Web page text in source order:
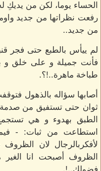
الحساء يوما، لكن من
رفعت نظراتها من جديد
من جديد..
لم ييأس بالطبع حتى فجر
فأنت جميلة و على خلق و
طباخة ماهرة..!؟.
أصابها سؤاله بالذهول
ثوان حتى تستفيق من صدمة
الطبق بهدوء و هي
استطاعت من ثبات: -
لأفكربالرجال لان
الظروف أصبحت انا